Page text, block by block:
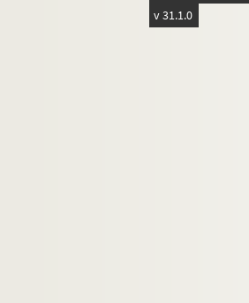
v 31.1.0